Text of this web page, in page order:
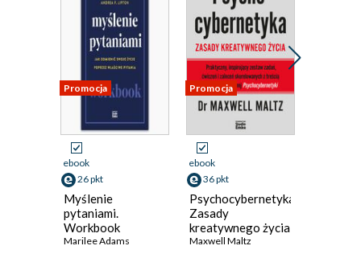
Promocja
ebook
26 pkt
Myślenie
pytaniami.
Workbook
Marilee Adams
Promocja
ebook
36 pkt
Psychocybernetyka.
Zasady
kreatywnego życia
Maxwell Maltz